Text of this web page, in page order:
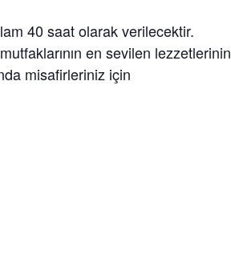
40 saat olarak verilecektir.
en sevilen lezzetlerinin
misafirleriniz için